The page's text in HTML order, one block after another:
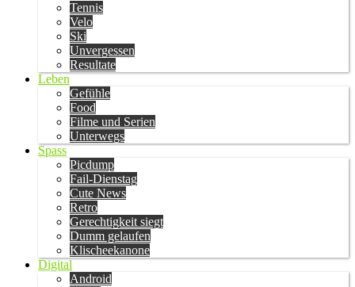
Tennis
Velo
Ski
Unvergessen
Resultate
Leben
Gefühle
Food
Filme und Serien
Unterwegs
Spass
Picdump
Fail-Dienstag
Cute News
Retro
Gerechtigkeit siegt
Dumm gelaufen
Klischeekanone
Digital
Android